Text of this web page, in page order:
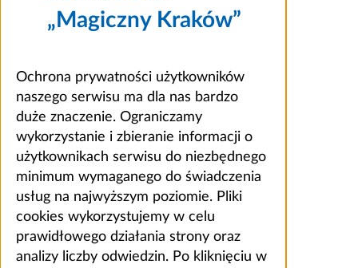
„Magiczny Kraków”
Ochrona prywatności użytkowników
naszego serwisu ma dla nas bardzo
duże znaczenie. Ograniczamy
wykorzystanie i zbieranie informacji o
użytkownikach serwisu do niezbędnego
minimum wymaganego do świadczenia
usług na najwyższym poziomie. Pliki
cookies wykorzystujemy w celu
prawidłowego działania strony oraz
analizy liczby odwiedzin. Po kliknięciu w